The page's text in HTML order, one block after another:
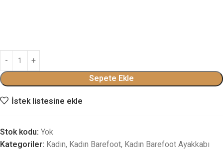
Sepete Ekle
İstek listesine ekle
Stok kodu: Yok
Kategoriler: Kadın, Kadın Barefoot, Kadın Barefoot Ayakkabı